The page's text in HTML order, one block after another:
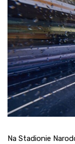
Na Stadionie